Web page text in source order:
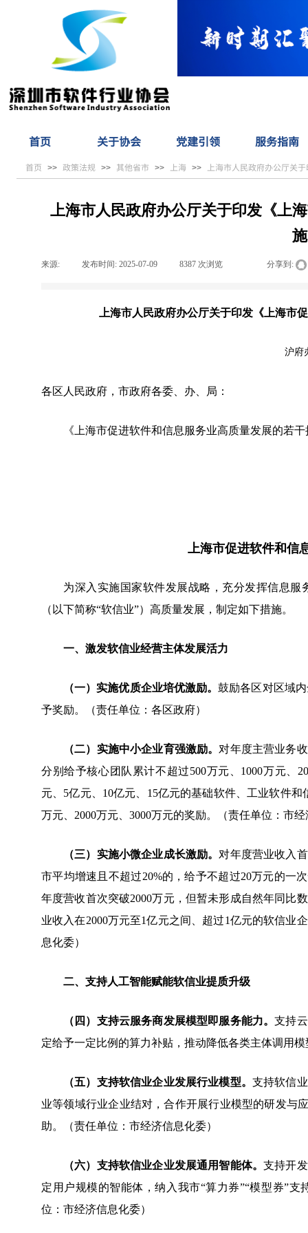
首页 关于协会 党建引领 服务指南
首页 >> 政策法规 >> 其他省市 >> 上海 >> 上海市人民政府办公厅关
上海市人民政府办公厅关于印发《上
来源: 发布时间: 2025-07-09 8387 次浏览 分享到:
上海市人民政府办公厅关于印发《上海市
沪府
各区人民政府，市政府各委、办、局：
《上海市促进软件和信息服务业高质量发展的若干
上海市促进软件和信
为深入实施国家软件发展战略，充分发挥信息服
（以下简称“软信业”）高质量发展，制定如下措施。
一、激发软信业经营主体发展活力
（一）实施优质企业培优激励。鼓励各区对区域
予奖励。（责任单位：各区政府）
（二）实施中小企业育强激励。 对年度主营业务
分别给予核心团队累计不超过500万元、1000万元、
元、5亿元、10亿元、15亿元的基础软件、工业软件
万元、2000万元、3000万元的奖励。（责任单位：市
（三）实施小微企业成长激励。 对年度营业收入
市平均增速且不超过20%的，给予不超过20万元的一
年度营收首次突破2000万元，但暂未形成自然年同比
业收入在2000万元至1亿元之间、超过1亿元的软信业
息化委）
二、支持人工智能赋能软信业提质升级
（四）支持云服务商发展模型即服务能力。支持
定给予一定比例的算力补贴，推动降低各类主体调用
（五）支持软信业企业发展行业模型。 支持软信
业等领域行业企业结对，合作开展行业模型的研发与
助。（责任单位：市经济信息化委）
（六）支持软信业企业发展通用智能体。支持开
定用户规模的智能体，纳入我市“算力券”“模型券”
位：市经济信息化委）